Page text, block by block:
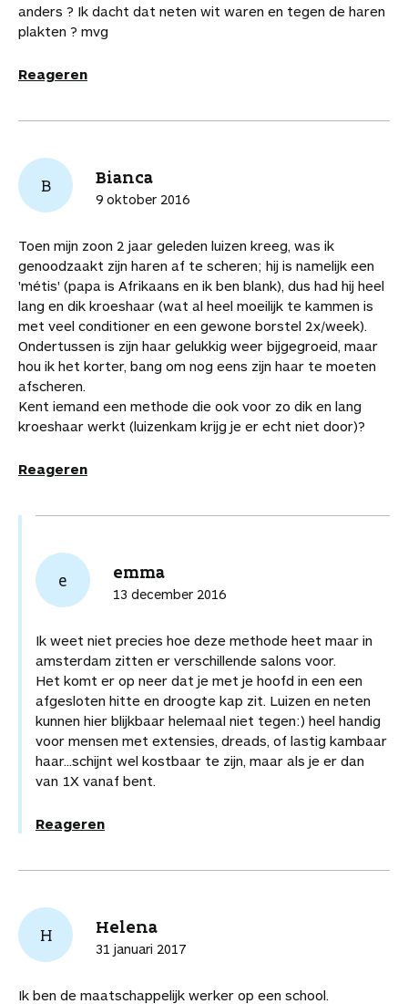
anders ? Ik dacht dat neten wit waren en tegen de haren
plakten ? mvg
Reageren
B Bianca
9 oktober 2016
Toen mijn zoon 2 jaar geleden luizen kreeg, was ik
genoodzaakt zijn haren af te scheren; hij is namelijk een
'métis' (papa is Afrikaans en ik ben blank), dus had hij heel
lang en dik kroeshaar (wat al heel moeilijk te kammen is
met veel conditioner en een gewone borstel 2x/week).
Ondertussen is zijn haar gelukkig weer bijgegroeid, maar
hou ik het korter, bang om nog eens zijn haar te moeten
afscheren.
Kent iemand een methode die ook voor zo dik en lang
kroeshaar werkt (luizenkam krijg je er echt niet door)?
Reageren
e emma
13 december 2016
Ik weet niet precies hoe deze methode heet maar in
amsterdam zitten er verschillende salons voor.
Het komt er op neer dat je met je hoofd in een een
afgesloten hitte en droogte kap zit. Luizen en neten
kunnen hier blijkbaar helemaal niet tegen:) heel handig
voor mensen met extensies, dreads, of lastig kambaar
haar...schijnt wel kostbaar te zijn, maar als je er dan
van 1X vanaf bent.
Reageren
H Helena
31 januari 2017
Ik ben de maatschappelijk werker op een school.